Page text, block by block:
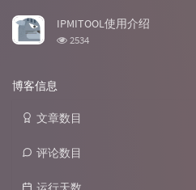
次
IPMITOOL使用介绍
浏
2534
博客信息
文章数目
评论数目